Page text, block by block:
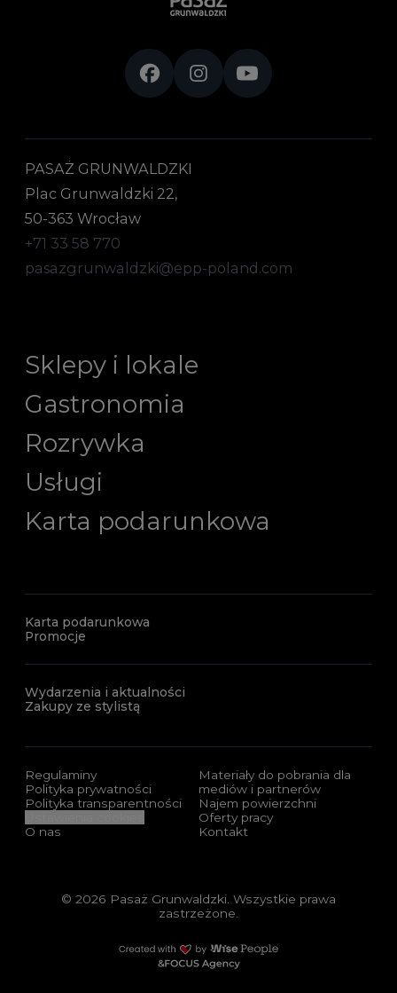
PASAŻ GRUNWALDZKI
Plac Grunwaldzki 22,
50-363 Wrocław
+71 33 58 770
pasazgrunwaldzki@epp-poland.com
Sklepy i lokale
Gastronomia
Rozrywka
Usługi
Karta podarunkowa
Karta podarunkowa
Promocje
Wydarzenia i aktualności
Zakupy ze stylistą
Regulaminy
Polityka prywatności
Polityka transparentności
O nas
Materiały do pobrania dla
mediów i partnerów
Najem powierzchni
Oferty pracy
Kontakt
© 2026 Pasaż Grunwaldzki. Wszystkie prawa
zastrzeżone.